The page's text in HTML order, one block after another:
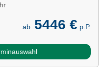
ab 5446 € p.P.